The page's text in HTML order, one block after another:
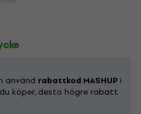
använd rabattkod MASHUP i
köper, desto högre rabatt